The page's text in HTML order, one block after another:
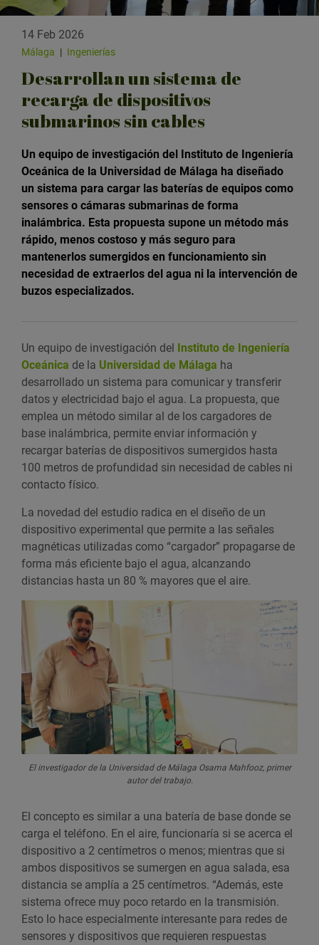
14 Feb 2026
Málaga | Ingenierías
Desarrollan un sistema de
recarga de dispositivos
submarinos sin cables
Un equipo de investigación del Instituto de Ingeniería
Oceánica de la Universidad de Málaga ha diseñado
un sistema para cargar las baterías de equipos como
sensores o cámaras submarinas de forma
inalámbrica. Esta propuesta supone un método más
rápido, menos costoso y más seguro para
mantenerlos sumergidos en funcionamiento sin
necesidad de extraerlos del agua ni la intervención de
buzos especializados.
Un equipo de investigación del Instituto de Ingeniería
Oceánica de la Universidad de Málaga ha
desarrollado un sistema para comunicar y transferir
datos y electricidad bajo el agua. La propuesta, que
emplea un método similar al de los cargadores de
base inalámbrica, permite enviar información y
recargar baterías de dispositivos sumergidos hasta
100 metros de profundidad sin necesidad de cables ni
contacto físico.
La novedad del estudio radica en el diseño de un
dispositivo experimental que permite a las señales
magnéticas utilizadas como “cargador” propagarse de
forma más eficiente bajo el agua, alcanzando
distancias hasta un 80 % mayores que el aire.
El investigador de la Universidad de Málaga Osama Mahfooz, primer
autor del trabajo.
El concepto es similar a una batería de base donde se
carga el teléfono. En el aire, funcionaría si se acerca el
dispositivo a 2 centímetros o menos; mientras que si
ambos dispositivos se sumergen en agua salada, esa
distancia se amplía a 25 centímetros. “Además, este
sistema ofrece muy poco retardo en la transmisión.
Esto lo hace especialmente interesante para redes de
sensores y dispositivos que requieren respuestas